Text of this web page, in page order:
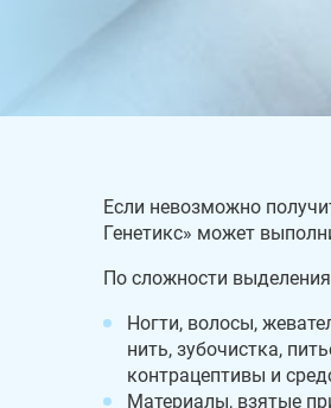
Если невозможно
Генетикс» может
По сложности
Ногти, волосы,
нить, зубочистка,
контрацептивы и
Материалы, взятые